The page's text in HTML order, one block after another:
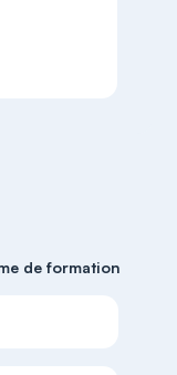
de formation